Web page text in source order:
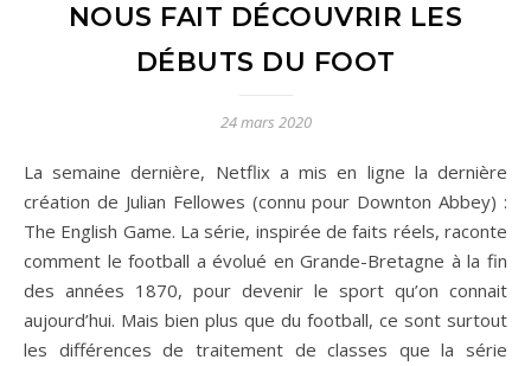
NOUS FAIT DÉCOUVRIR LES
DÉBUTS DU FOOT
24 mars 2020
La semaine dernière, Netflix a mis en ligne la dernière
création de Julian Fellowes (connu pour Downton Abbey) :
The English Game. La série, inspirée de faits réels, raconte
comment le football a évolué en Grande-Bretagne à la fin
des années 1870, pour devenir le sport qu’on connait
aujourd’hui. Mais bien plus que du football, ce sont surtout
les différences de traitement de classes que la série